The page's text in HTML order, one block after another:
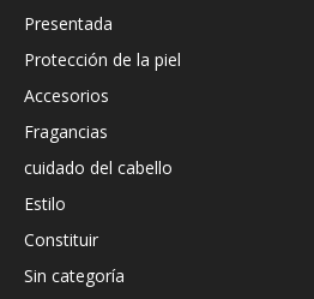
Presentada
Protección de la piel
Accesorios
Fragancias
cuidado del cabello
Estilo
Constituir
Sin categoría